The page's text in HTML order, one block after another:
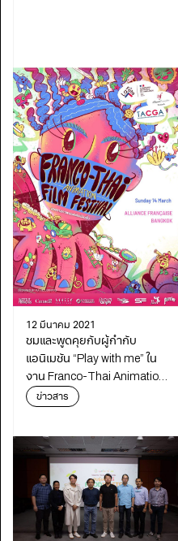
12 มีนาคม 2021
ชมและพูดคุยกับผู้กำกับ
แอนิเมชัน “Play with me” ใน
งาน Franco-Thai Animation
Film Festival วันอาทิตย์ที่ 14
ข่าวสาร